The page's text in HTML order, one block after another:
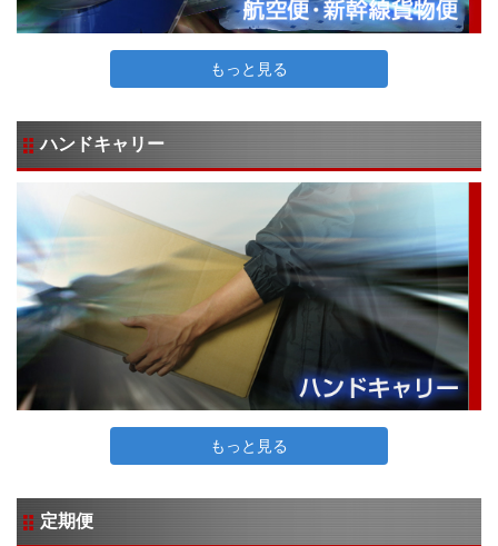
もっと見る
ハンドキャリー
もっと見る
定期便